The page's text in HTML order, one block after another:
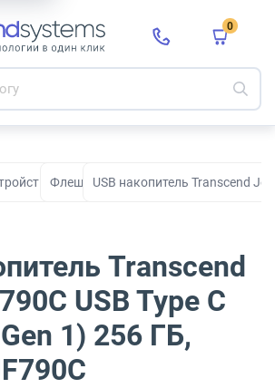
0
для рабочих мест, офиса и дома
ФлешкиUSB накопитель Transcend
Transcend
USB Type C
1) 256 ГБ,